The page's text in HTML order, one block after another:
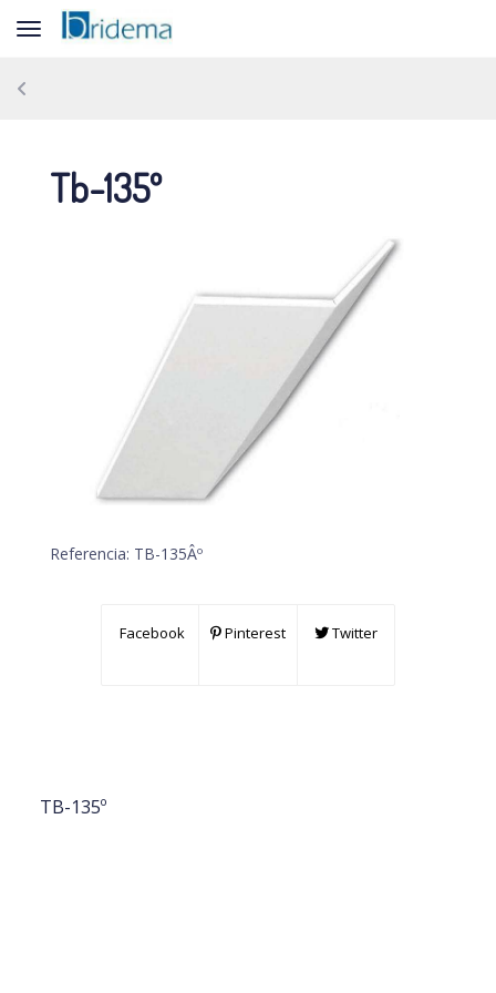
Toggle navigation
Tb-135º
Referencia: TB-135Âº
Facebook Pinterest Twitter
TB-135º